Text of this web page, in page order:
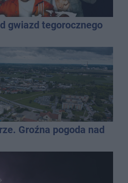
gwiazd tegorocznego
Groźna pogoda nad